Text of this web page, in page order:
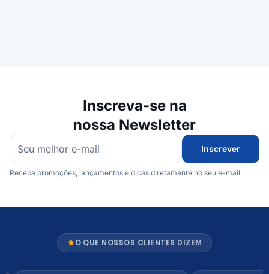
Inscreva-se na
nossa Newsletter
Inscrever
Receba promoções, lançamentos e dicas diretamente no seu e-mail.
O QUE NOSSOS CLIENTES DIZEM